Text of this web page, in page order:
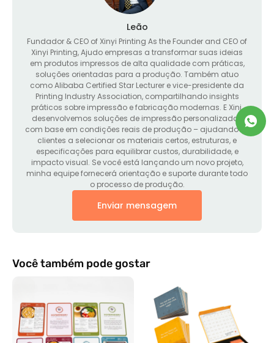
Leão
Fundador & CEO of Xinyi Printing As the Founder and CEO of
Xinyi Printing, Ajudo empresas a transformar suas ideias
em produtos impressos de alta qualidade com práticas,
soluções orientadas para a produção. Também atuo
como Alibaba Certified Star Lecturer e vice-presidente da
Printing Industry Association, compartilhando insights
práticos sobre impressão e fabricação modernas. E Xini,
desenvolvemos soluções de impressão personalizadas
com base em condições reais de produção – ajudando os
clientes a selecionar os materiais certos, estruturas, e
especificações para equilibrar custos, durabilidade, e
impacto visual. Se você está lançando um novo projeto,
minha equipe fornecerá orientação e suporte durante todo
o processo de produção.
Enviar mensagem
Você também pode gostar